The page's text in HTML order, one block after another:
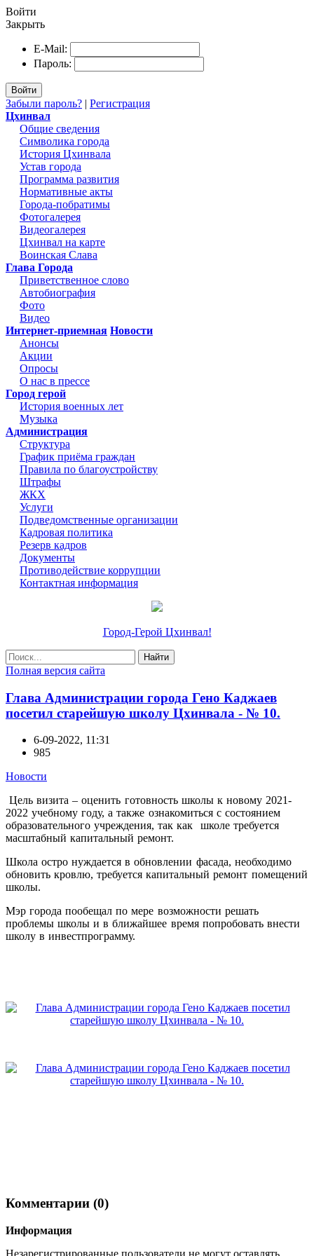
Войти
Закрыть
E-Mail:
Пароль:
Войти
Забыли пароль? | Регистрация
Цхинвал
Общие сведения
Символика города
История Цхинвала
Устав города
Программа развития
Нормативные акты
Города-побратимы
Фотогалерея
Видеогалерея
Цхинвал на карте
Воинская Слава
Глава Города
Приветственное слово
Автобиография
Фото
Видео
Интернет-приемная Новости
Анонсы
Акции
Опросы
О нас в прессе
Город герой
История военных лет
Музыка
Администрация
Структура
График приёма граждан
Правила по благоустройству
Штрафы
ЖКХ
Услуги
Подведомственные организации
Кадровая политика
Резерв кадров
Документы
Противодействие коррупции
Контактная информация
Город-Герой Цхинвал!
Найти
Полная версия сайта
Глава Администрации города Гено Каджаев
посетил старейшую школу Цхинвала - № 10.
6-09-2022, 11:31
985
Новости
Цель визита – оценить готовность школы к новому 2021-
2022 учебному году, а также ознакомиться с состоянием
образовательного учреждения, так как школе требуется
масштабный капитальный ремонт.
Школа остро нуждается в обновлении фасада, необходимо
обновить кровлю, требуется капитальный ремонт помещений
школы.
Мэр города пообещал по мере возможности решать
проблемы школы и в ближайшее время попробовать внести
школу в инвестпрограмму.
Комментарии (0)
Информация
Незарегистрированные пользователи не могут оставлять